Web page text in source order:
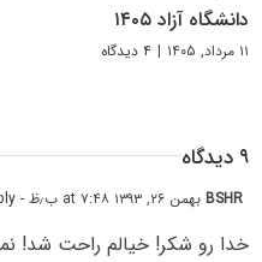
دانشگاه آزاد ۱۴۰۵
۱۱ مرداد, ۱۴۰۵ | ۴ دیدگاه
۹ دیدگاه
BSHRبهمن ۲۶, ۱۳۹۳ at ۷:۴۸ ب٫ظ - Reply
خدا رو شکر! خیالم راحت شد!